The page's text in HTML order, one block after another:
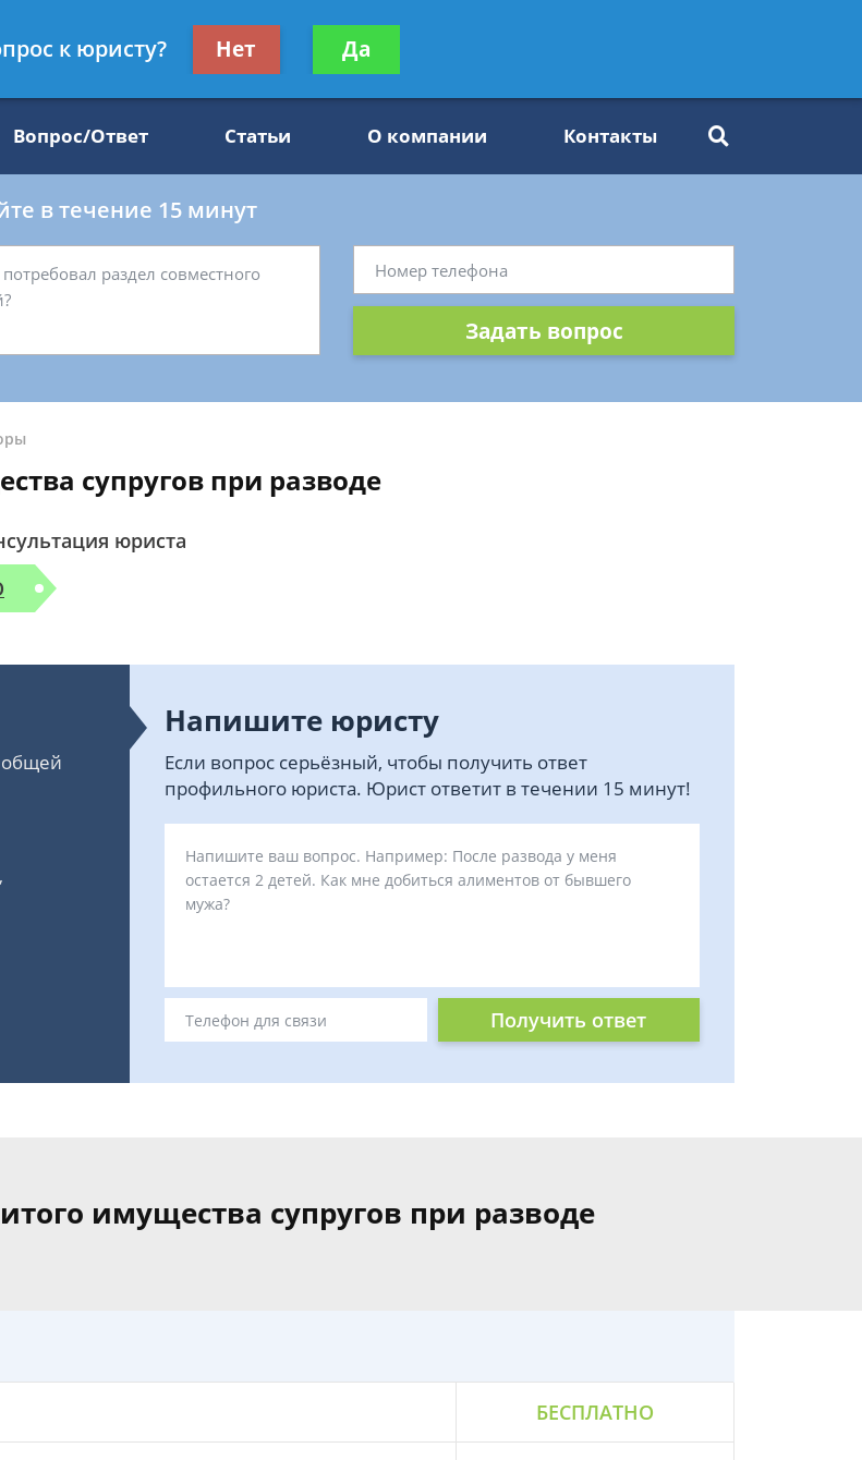
Получите консультацию
бесплатно
Вопрос/Ответ Статьи О компании Контакты
в течение 15 минут
Задать вопрос
супругов при разводе
юриста
общей
Напишите юристу
Если вопрос серьёзный, чтобы получить ответ
профильного юриста. Юрист ответит в течении 15 минут!
Получить ответ
имущества супругов при разводе
БЕСПЛАТНО
к юристу? Нет Да